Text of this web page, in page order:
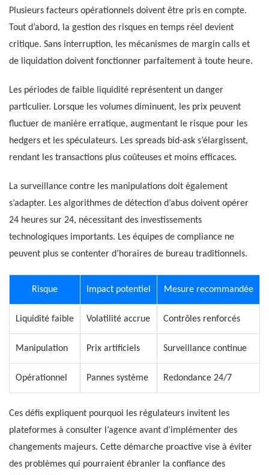
Plusieurs facteurs opérationnels doivent être pris en compte.
Tout d’abord, la gestion des risques en temps réel devient
critique. Sans interruption, les mécanismes de margin calls et
de liquidation doivent fonctionner parfaitement à toute heure.
Les périodes de faible liquidité représentent un danger
particulier. Lorsque les volumes diminuent, les prix peuvent
fluctuer de manière erratique, augmentant le risque pour les
hedgers et les spéculateurs. Les spreads bid-ask s’élargissent,
rendant les transactions plus coûteuses et moins efficaces.
La surveillance contre les manipulations doit également
s’adapter. Les algorithmes de détection d’abus doivent opérer
24 heures sur 24, nécessitant des investissements
technologiques importants. Les équipes de compliance ne
peuvent plus se contenter d’horaires de bureau traditionnels.
Risque Impact potentiel Mesure recommandée
Liquidité faible Volatilité accrue Contrôles renforcés
Manipulation Prix artificiels Surveillance continue
Opérationnel Pannes système Redondance 24/7
Ces défis expliquent pourquoi les régulateurs invitent les
plateformes à consulter l’agence avant d’implémenter des
changements majeurs. Cette démarche proactive vise à éviter
des problèmes qui pourraient ébranler la confiance des